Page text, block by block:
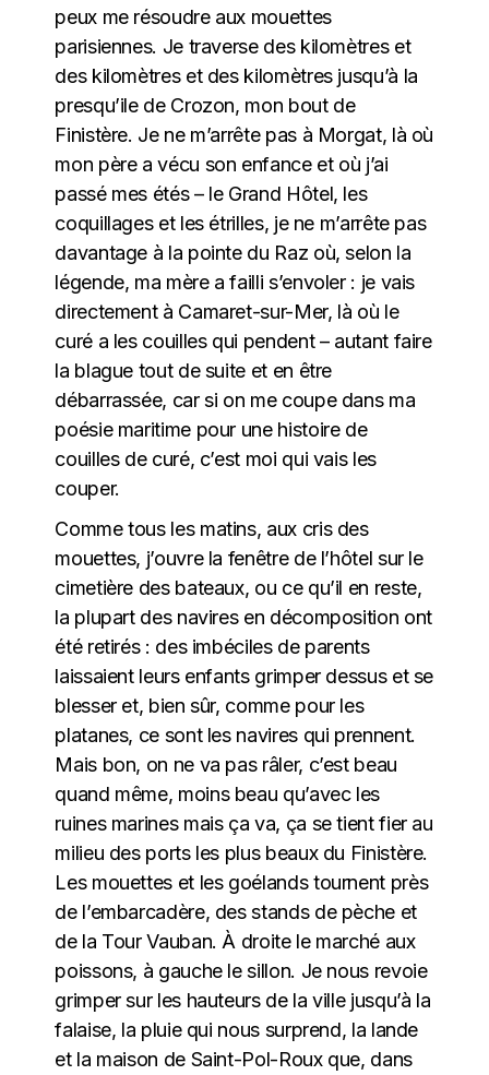
peux me résoudre aux mouettes
parisiennes. Je traverse des kilomètres et
des kilomètres et des kilomètres jusqu’à la
presqu’ile de Crozon, mon bout de
Finistère. Je ne m’arrête pas à Morgat, là où
mon père a vécu son enfance et où j’ai
passé mes étés – le Grand Hôtel, les
coquillages et les étrilles, je ne m’arrête pas
davantage à la pointe du Raz où, selon la
légende, ma mère a failli s’envoler : je vais
directement à Camaret-sur-Mer, là où le
curé a les couilles qui pendent – autant faire
la blague tout de suite et en être
débarrassée, car si on me coupe dans ma
poésie maritime pour une histoire de
couilles de curé, c’est moi qui vais les
couper.
Comme tous les matins, aux cris des
mouettes, j’ouvre la fenêtre de l’hôtel sur le
cimetière des bateaux, ou ce qu’il en reste,
la plupart des navires en décomposition ont
été retirés : des imbéciles de parents
laissaient leurs enfants grimper dessus et se
blesser et, bien sûr, comme pour les
platanes, ce sont les navires qui prennent.
Mais bon, on ne va pas râler, c’est beau
quand même, moins beau qu’avec les
ruines marines mais ça va, ça se tient fier au
milieu des ports les plus beaux du Finistère.
Les mouettes et les goélands tournent près
de l’embarcadère, des stands de pèche et
de la Tour Vauban. À droite le marché aux
poissons, à gauche le sillon. Je nous revoie
grimper sur les hauteurs de la ville jusqu’à la
falaise, la pluie qui nous surprend, la lande
et la maison de Saint-Pol-Roux que, dans